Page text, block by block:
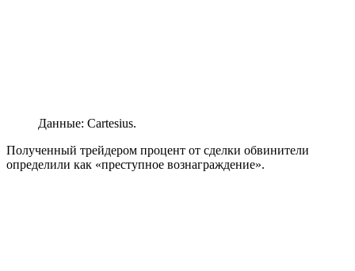
Данные: Cartesius.
Полученный трейдером процент от сделки обвинители
определили как «преступное вознаграждение».